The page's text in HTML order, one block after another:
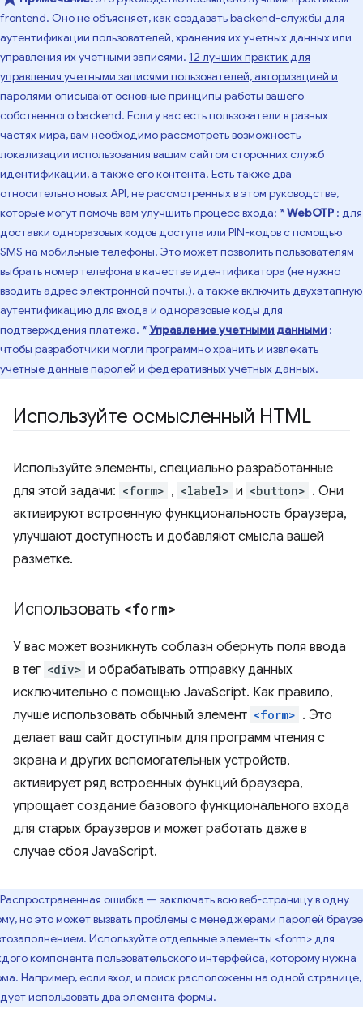
frontend. Оно не объясняет, как создавать backend-службы для
аутентификации пользователей, хранения их учетных данных или
управления их учетными записями. 12 лучших практик для
управления учетными записями пользователей, авторизацией и
паролями описывают основные принципы работы вашего
собственного backend. Если у вас есть пользователи в разных
частях мира, вам необходимо рассмотреть возможность
локализации использования вашим сайтом сторонних служб
идентификации, а также его контента. Есть также два
относительно новых API, не рассмотренных в этом руководстве,
которые могут помочь вам улучшить процесс входа: *WebOTP : для
доставки одноразовых кодов доступа или PIN-кодов с помощью
SMS на мобильные телефоны. Это может позволить пользователям
выбрать номер телефона в качестве идентификатора (не нужно
вводить адрес электронной почты!), а также включить двухэтапную
аутентификацию для входа и одноразовые коды для
подтверждения платежа. *Управление учетными данными :
чтобы разработчики могли программно хранить и извлекать
учетные данные паролей и федеративных учетных данных.
Используйте осмысленный HTML
Используйте элементы, специально разработанные
для этой задачи: <form> , <label> и <button> . Они
активируют встроенную функциональность браузера,
улучшают доступность и добавляют смысла вашей
разметке.
Использовать <form>
У вас может возникнуть соблазн обернуть поля ввода
в тег <div> и обрабатывать отправку данных
исключительно с помощью JavaScript. Как правило,
лучше использовать обычный элемент <form> . Это
делает ваш сайт доступным для программ чтения с
экрана и других вспомогательных устройств,
активирует ряд встроенных функций браузера,
упрощает создание базового функционального входа
для старых браузеров и может работать даже в
случае сбоя JavaScript.
Распространенная ошибка — заключать всю веб-страницу в одну
но это может вызвать проблемы с менеджерами паролей
Используйте отдельные элементы <form> для
компонента пользовательского интерфейса, которому нужна
Например, если вход и поиск расположены на одной странице,
использовать два элемента формы.